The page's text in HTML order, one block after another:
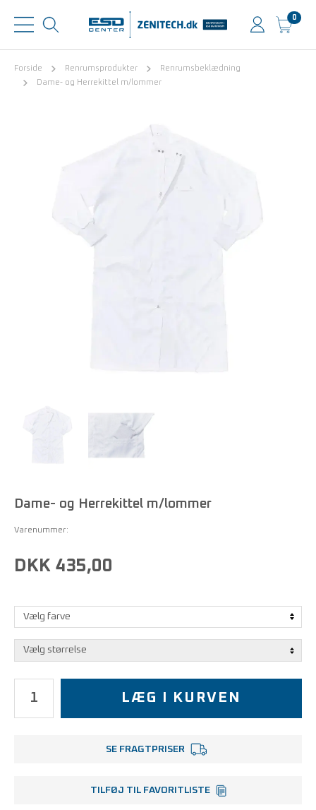
0
Forside Renrumsprodukter
Renrumsbeklædning
Dame- og Herrekittel m/lommer
Dame- og Herrekittel m/lommer
Varenummer:
DKK 435,00
LÆG I KURVEN
SE FRAGTPRISER
TILFØJ TIL FAVORITLISTE